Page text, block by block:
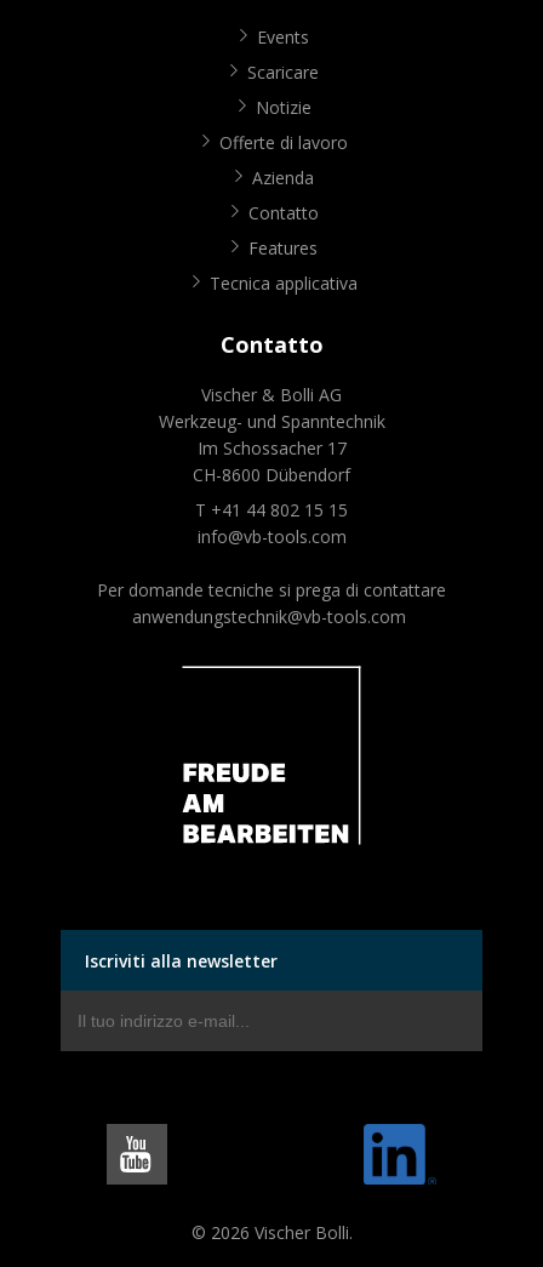
Events
Scaricare
Notizie
Offerte di lavoro
Azienda
Contatto
Features
Tecnica applicativa
Contatto
Vischer & Bolli AG
Werkzeug- und Spanntechnik
Im Schossacher 17
CH-8600 Dübendorf
T +41 44 802 15 15
info@vb-tools.com
Per domande tecniche si prega di contattare
anwendungstechnik@vb-tools.com
Iscriviti alla newsletter
© 2026 Vischer Bolli.